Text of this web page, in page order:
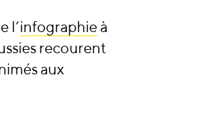
l’infographie à
recourent
aux